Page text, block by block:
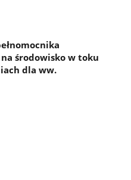
środowisko w toku
dla ww.